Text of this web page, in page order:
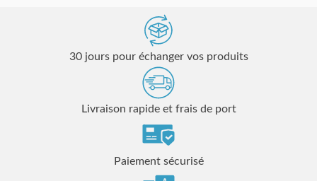
30 jours pour échanger vos produits
Livraison rapide et frais de port
Paiement sécurisé